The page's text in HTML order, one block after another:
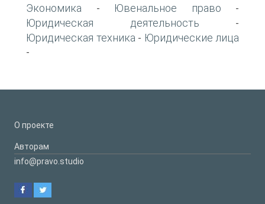
Экономика - Ювенальное право -
Юридическая деятельность -
Юридическая техника - Юридические лица
-
О проекте
Авторам
info@pravo.studio